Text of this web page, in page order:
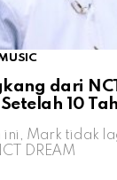
dari
10
ini, Mark tidak
DREAM